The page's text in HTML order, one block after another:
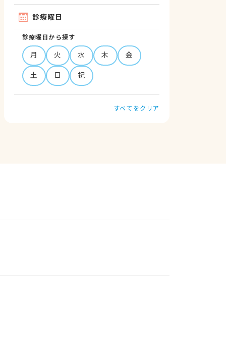
診療曜日
診療曜日から探す
月 火 水 木
金
土
日 祝
すべてをクリア